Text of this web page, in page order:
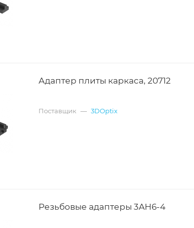
Адаптер плиты каркаса, 20712
Поставщик — 3DOptix
Резьбовые адаптеры 3AH6-4